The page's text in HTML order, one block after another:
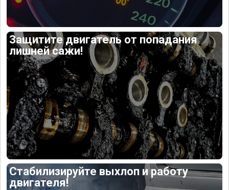
Защитите двигатель от попадания
лишней сажи!
Стабилизируйте выхлоп и работу
двигателя!